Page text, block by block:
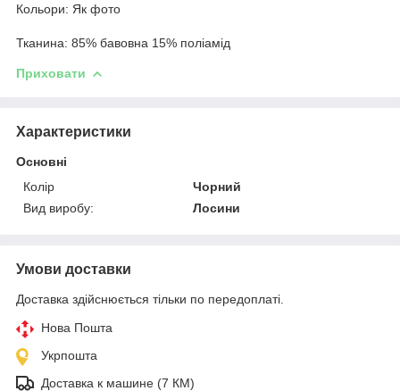
Кольори: Як фото
Тканина: 85% бавовна 15% поліамід
Приховати
Характеристики
Основні
Колір
Чорний
Вид виробу:
Лосини
Умови доставки
Доставка здійснюється тільки по передоплаті.
Нова Пошта
Укрпошта
Доставка к машине (7 КМ)